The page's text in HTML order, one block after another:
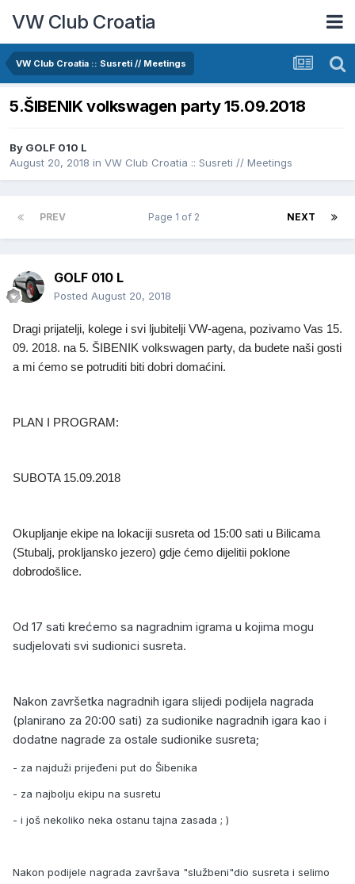
VW Club Croatia
VW Club Croatia :: Susreti // Meetings
5.ŠIBENIK volkswagen party 15.09.2018
By GOLF 010 L
August 20, 2018 in VW Club Croatia :: Susreti // Meetings
PREV NEXT
Page 1 of 2
GOLF 010 L
Posted August 20, 2018
Dragi prijatelji, kolege i svi ljubitelji VW-agena, pozivamo Vas 15.
09. 2018. na 5. ŠIBENIK volkswagen party, da budete naši gosti
a mi ćemo se potruditi biti dobri domaćini.
PLAN I PROGRAM:
SUBOTA 15.09.2018
Okupljanje ekipe na lokaciji susreta od 15:00 sati u Bilicama
(Stubalj, prokljansko jezero) gdje ćemo dijelitii poklone
dobrodošlice.
Od 17 sati krećemo sa nagradnim igrama u kojima mogu
sudjelovati svi sudionici susreta.
Nakon završetka nagradnih igara slijedi podijela nagrada
(planirano za 20:00 sati) za sudionike nagradnih igara kao i
dodatne nagrade za ostale sudionike susreta;
- za najduži prijeđeni put do Šibenika
- za najbolju ekipu na susretu
- i još nekoliko neka ostanu tajna zasada ; )
Nakon podijele nagrada završava "službeni"dio susreta i selimo